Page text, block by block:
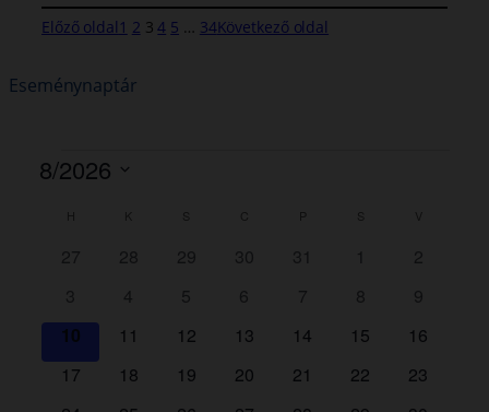
Előző oldal 1 2 3 4 5 … 34Következő oldal
Eseménynaptár